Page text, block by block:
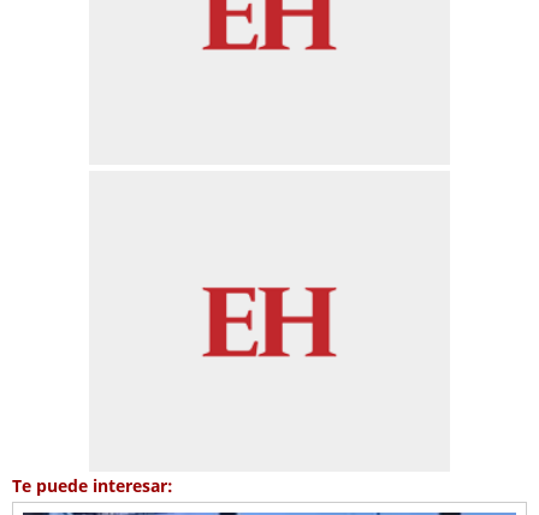
Te puede interesar: